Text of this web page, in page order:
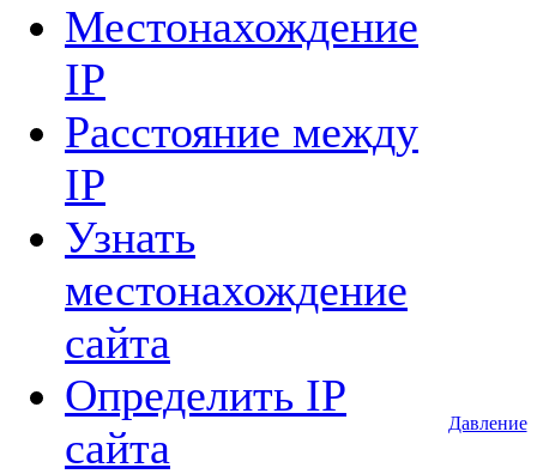
Местонахождение
IP
Расстояние между
IP
Узнать
местонахождение
сайта
Определить IP
сайта
Давление